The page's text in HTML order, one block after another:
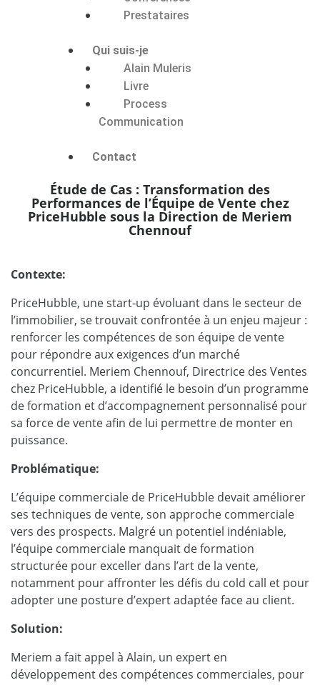
Prestataires
Qui suis-je
Alain Muleris
Livre
Process
Communication
Contact
Étude de Cas : Transformation des
Performances de l’Équipe de Vente chez
PriceHubble sous la Direction de Meriem
Chennouf
Contexte:
PriceHubble, une start-up évoluant dans le secteur de
l’immobilier, se trouvait confrontée à un enjeu majeur :
renforcer les compétences de son équipe de vente
pour répondre aux exigences d’un marché
concurrentiel. Meriem Chennouf, Directrice des Ventes
chez PriceHubble, a identifié le besoin d’un programme
de formation et d’accompagnement personnalisé pour
sa force de vente afin de lui permettre de monter en
puissance.
Problématique:
L’équipe commerciale de PriceHubble devait améliorer
ses techniques de vente, son approche commerciale
vers des prospects. Malgré un potentiel indéniable,
l’équipe commerciale manquait de formation
structurée pour exceller dans l’art de la vente,
notamment pour affronter les défis du cold call et pour
adopter une posture d’expert adaptée face au client.
Solution:
Meriem a fait appel à Alain, un expert en
développement des compétences commerciales, pour